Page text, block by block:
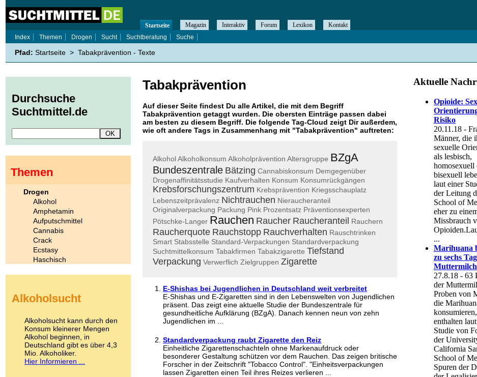
Tabakprävention
Auf dieser Seite findest Du alle Artikel, die mit dem Begriff
Tabakprävention getaggt wurden. Die obersten Einträge passen dabei
am besten zu diesem Begriff. Die folgende Tag-Cloud zeigt Dir außerdem,
wie oft andere Tags in Zusammenhang mit "Tabakprävention" auftreten:
AlkoholAlkoholkonsum Alkoholprävention Altersgruppe BZgA
Bundeszentrale Bätzing Cannabiskonsum Demgegenüber
Drogenaffinitätsstudie Kaufverhalten Konsum Konsumrückgängen
Krebsforschungszentrum Krebsprävention Kriegsschauplatz
Lebenszeitprävalenz Nichtrauchen Nieraucheranteil
Originalverpackung Packung Pink Prozentsatz Präventionsexperten
Pötschke-Langer Rauchen Raucher Raucheranteil Rauchern
Raucherquote Rauchstopp Rauchverhalten Rauschtrinken
Smart Stabsstelle Standard-Verpackungen Standardverpackung
Suchtmittelkonsum Tabakfirmen Tabakzigarette Tiefstand
Verpackung Verwerflich Zielgruppen Zigarette
E-Shishas bei Jugendlichen in Deutschland weit verbreitet
E-Shishas und E-Zigaretten sind in den Lebenswelten von Jugendlichen
präsent. Das zeigt eine aktuelle Studie der Bundeszentrale für
gesundheitliche Aufklärung (BZgA). Danach kennen neun von zehn
Jugendlichen im ...
Standardverpackung raubt Zigarette den Reiz
Einheitliche Zigarettenschachteln ohne Markenaufdruck oder
besonderer Gestaltung schützen vor dem Rauchen. Das zeigen britische
Forscher in der Zeitschrift "Tobacco Control". "Einheitsverpackungen
lassen Zigaretten einen Teil ihres Reizes verlieren ...
Startseite Magazin Interaktiv Forum Lexikon
Kontakt
Index
Themen Drogen Sucht Suchtberatung Suche
Pfad: Startseite > Tabakprävention - Texte
Durchsuche
Suchtmittel.de
Themen
Drogen
Alkohol
Amphetamin
Aufputschmittel
Cannabis
Crack
Ecstasy
Haschisch
Kokain
LSD
Marihuana
Medikamente
Meskalin
Metamphetamin
Methadon
Alkoholsucht
Alkoholsucht kann durch den
Konsum kleinerer Mengen
Alkohol beginnen, in
Deutschland gibt es über 4,3
Mio. Alkoholiker.
Hier Informieren ...